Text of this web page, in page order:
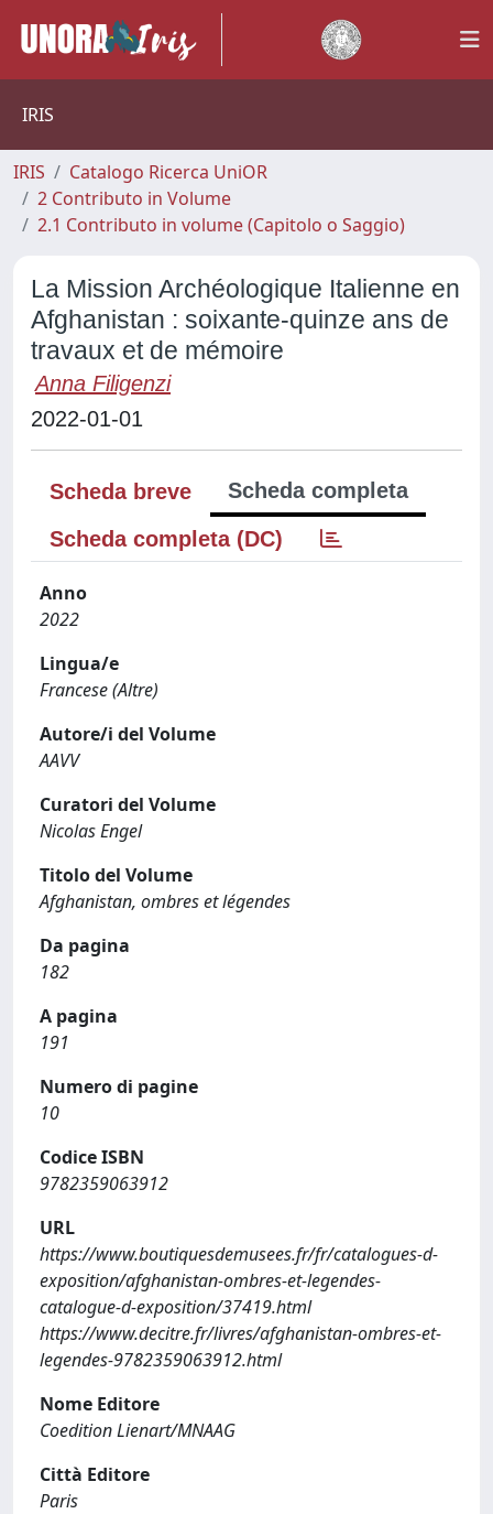
IRIS
IRIS
Catalogo Ricerca UniOR
2 Contributo in Volume
2.1 Contributo in volume (Capitolo o Saggio)
La Mission Archéologique Italienne en
Afghanistan : soixante-quinze ans de
travaux et de mémoire
Anna Filigenzi
2022-01-01
Scheda breve
Scheda completa
Scheda completa (DC)
Anno
2022
Lingua/e
Francese (Altre)
Autore/i del Volume
AAVV
Curatori del Volume
Nicolas Engel
Titolo del Volume
Afghanistan, ombres et légendes
Da pagina
182
A pagina
191
Numero di pagine
10
Codice ISBN
9782359063912
URL
https://www.boutiquesdemusees.fr/fr/catalogues-d-
exposition/afghanistan-ombres-et-legendes-
catalogue-d-exposition/37419.html
https://www.decitre.fr/livres/afghanistan-ombres-et-
legendes-9782359063912.html
Nome Editore
Coedition Lienart/MNAAG
Città Editore
Paris